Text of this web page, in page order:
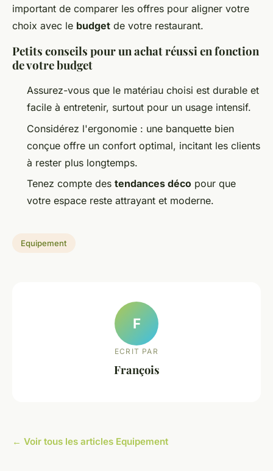
important de comparer les offres pour aligner votre
choix avec le budget de votre restaurant.
Petits conseils pour un achat réussi en fonction
de votre budget
Assurez-vous que le matériau choisi est durable et
facile à entretenir, surtout pour un usage intensif.
Considérez l'ergonomie : une banquette bien
conçue offre un confort optimal, incitant les clients
à rester plus longtemps.
Tenez compte des tendances déco pour que
votre espace reste attrayant et moderne.
Equipement
F
ECRIT PAR
François
← Voir tous les articles Equipement